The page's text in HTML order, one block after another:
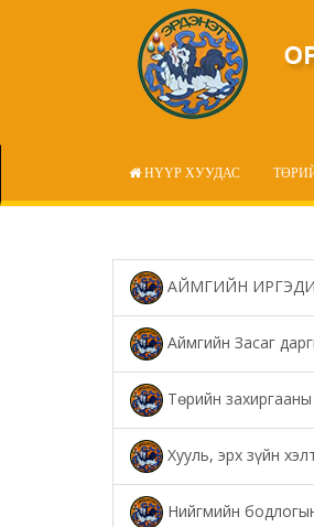
НҮҮР ХУУДАС
АЙМГИЙН
Аймгийн Засаг
Төрийн
Хууль, эрх зүйн
Нийгмийн